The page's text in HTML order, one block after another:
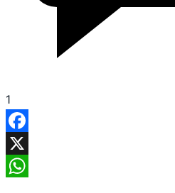
1
Facebook
X